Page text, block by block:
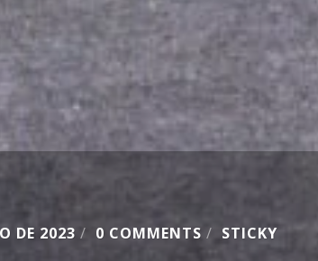
DE 2023 / 0 COMMENTS / STICKY